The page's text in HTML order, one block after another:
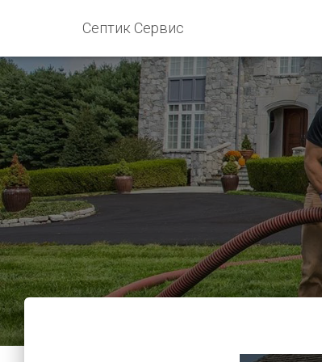
Септик Сервис